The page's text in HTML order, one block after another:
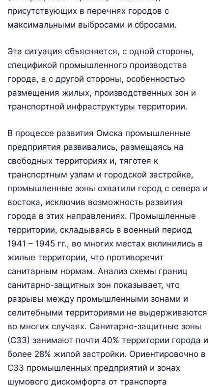
присутствующих в перечнях городов с
максимальными выбросами и сбросами.
Эта ситуация объясняется, с одной стороны,
спецификой промышленного производства
города, а с другой стороны, особенностью
размещения жилых, производственных зон и
транспортной инфраструктуры территории.
В процессе развития Омска промышленные
предприятия развивались, размещаясь на
свободных территориях и, тяготея к
транспортным узлам и городской застройке,
промышленные зоны охватили город с севера и
востока, исключив возможность развития
города в этих направлениях. Промышленные
территории, складываясь в военный период
1941 – 1945 гг., во многих местах вклинились в
жилые территории, что противоречит
санитарным нормам. Анализ схемы границ
санитарно-защитных зон показывает, что
разрывы между промышленными зонами и
селитебными территориями не выдерживаются
во многих случаях. Санитарно-защитные зоны
(СЗЗ) занимают почти 40% территории города и
более 28% жилой застройки. Ориентировочно в
СЗЗ промышленных предприятий и зонах
шумового дискомфорта от транспорта